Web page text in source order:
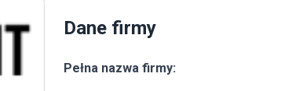
Dane firmy
Pełna nazwa firmy: